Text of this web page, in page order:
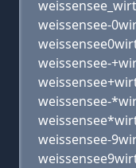
weissensee-
weissensee-
weissensee-
weissensee-